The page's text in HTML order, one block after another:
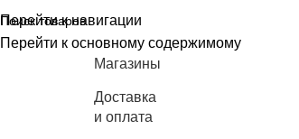
Перейти к навигации
Перейти к основному содержимому
Магазины
Доставка
и оплата